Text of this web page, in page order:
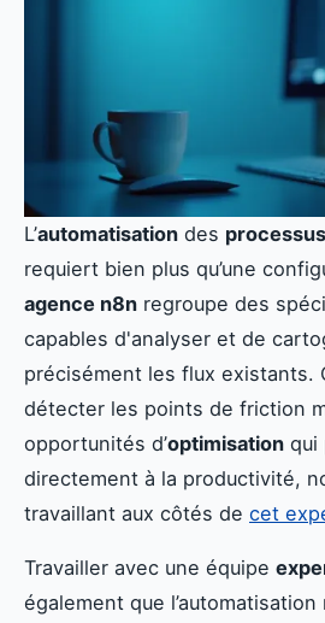
L’automatisation des
requiert bien plus qu’une
agence n8n regroupe des
capables d'analyser et de
précisément les flux existants.
détecter les points de friction
opportunités d’optimisation qui
directement à la productivité,
travaillant aux côtés de cet
Travailler avec une équipe
également que